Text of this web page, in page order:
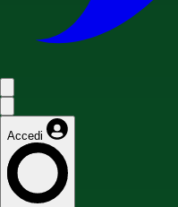
Accedi